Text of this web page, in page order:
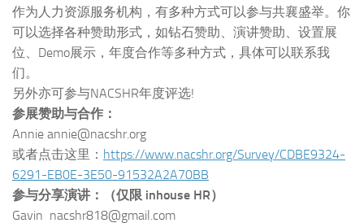
作为人力资源服务机构，有多种方式可以参与共襄盛举。你
可以选择各种赞助形式，如钻石赞助、演讲赞助、设置展
位、Demo展示，年度合作等多种方式，具体可以联系我
们。
另外亦可参与NACSHR年度评选!
参展赞助与合作：
Annie annie@nacshr.org
或者点击这里： https://www.nacshr.org/Survey/CDBE9324-
6291-EB0E-3E50-91532A2A70BB
参与分享演讲：（仅限 inhouse HR）
Gavin nacshr818@gmail.com